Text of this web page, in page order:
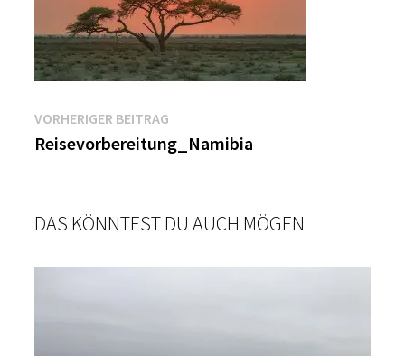
Beitragsnavigation
VORHERIGER BEITRAG
Beitrag:
Reisevorbereitung_Namibia
DAS KÖNNTEST DU AUCH MÖGEN